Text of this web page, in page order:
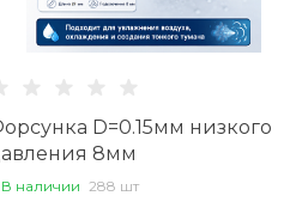
D=0.15мм низкого
8мм
В наличии 288 шт